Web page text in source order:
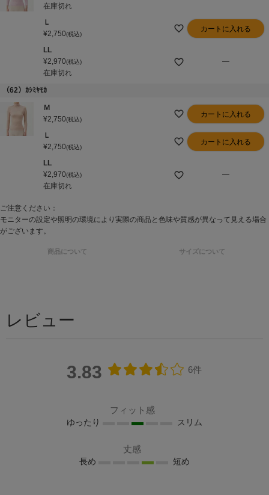
在庫切れ
Ｌ
¥2,750 税込
カートに入れる
LL
¥2,970 税込
在庫切れ
—
（62）ｶｼﾐﾔﾓｶ
Ｍ
¥2,750 税込
カートに入れる
Ｌ
¥2,750 税込
カートに入れる
LL
¥2,970 税込
在庫切れ
—
ご注意ください：
モニターの設定や照明の環境により実際の商品と色味や質感が異なって見える場合
がございます。
商品について サイズについて
レビュー
3.83 6件
フィット感
ゆったり スリム
丈感
長め 短め